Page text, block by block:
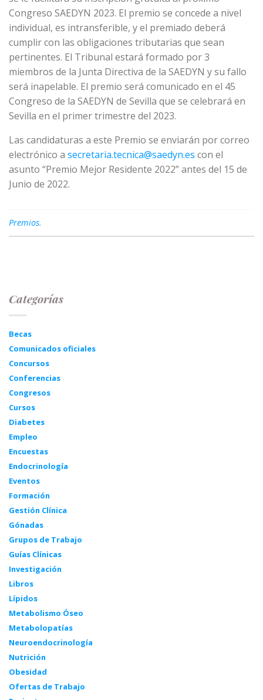
Congreso SAEDYN 2023. El premio se concede a nivel
individual, es intransferible, y el premiado deberá
cumplir con las obligaciones tributarias que sean
pertinentes. El Tribunal estará formado por 3
miembros de la Junta Directiva de la SAEDYN y su fallo
será inapelable. El premio será comunicado en el 45
Congreso de la SAEDYN de Sevilla que se celebrará en
Sevilla en el primer trimestre del 2023.
Las candidaturas a este Premio se enviarán por correo
electrónico a secretaria.tecnica@saedyn.es con el
asunto “Premio Mejor Residente 2022” antes del 15 de
Junio de 2022.
Premios.
Categorías
Becas
Comunicados oficiales
Concursos
Conferencias
Congresos
Cursos
Diabetes
Empleo
Encuestas
Endocrinología
Eventos
Formación
Gestión Clínica
Gónadas
Grupos de Trabajo
Guías Clínicas
Investigación
Libros
Lípidos
Metabolismo Óseo
Metabolopatías
Neuroendocrinología
Nutrición
Obesidad
Ofertas de Trabajo